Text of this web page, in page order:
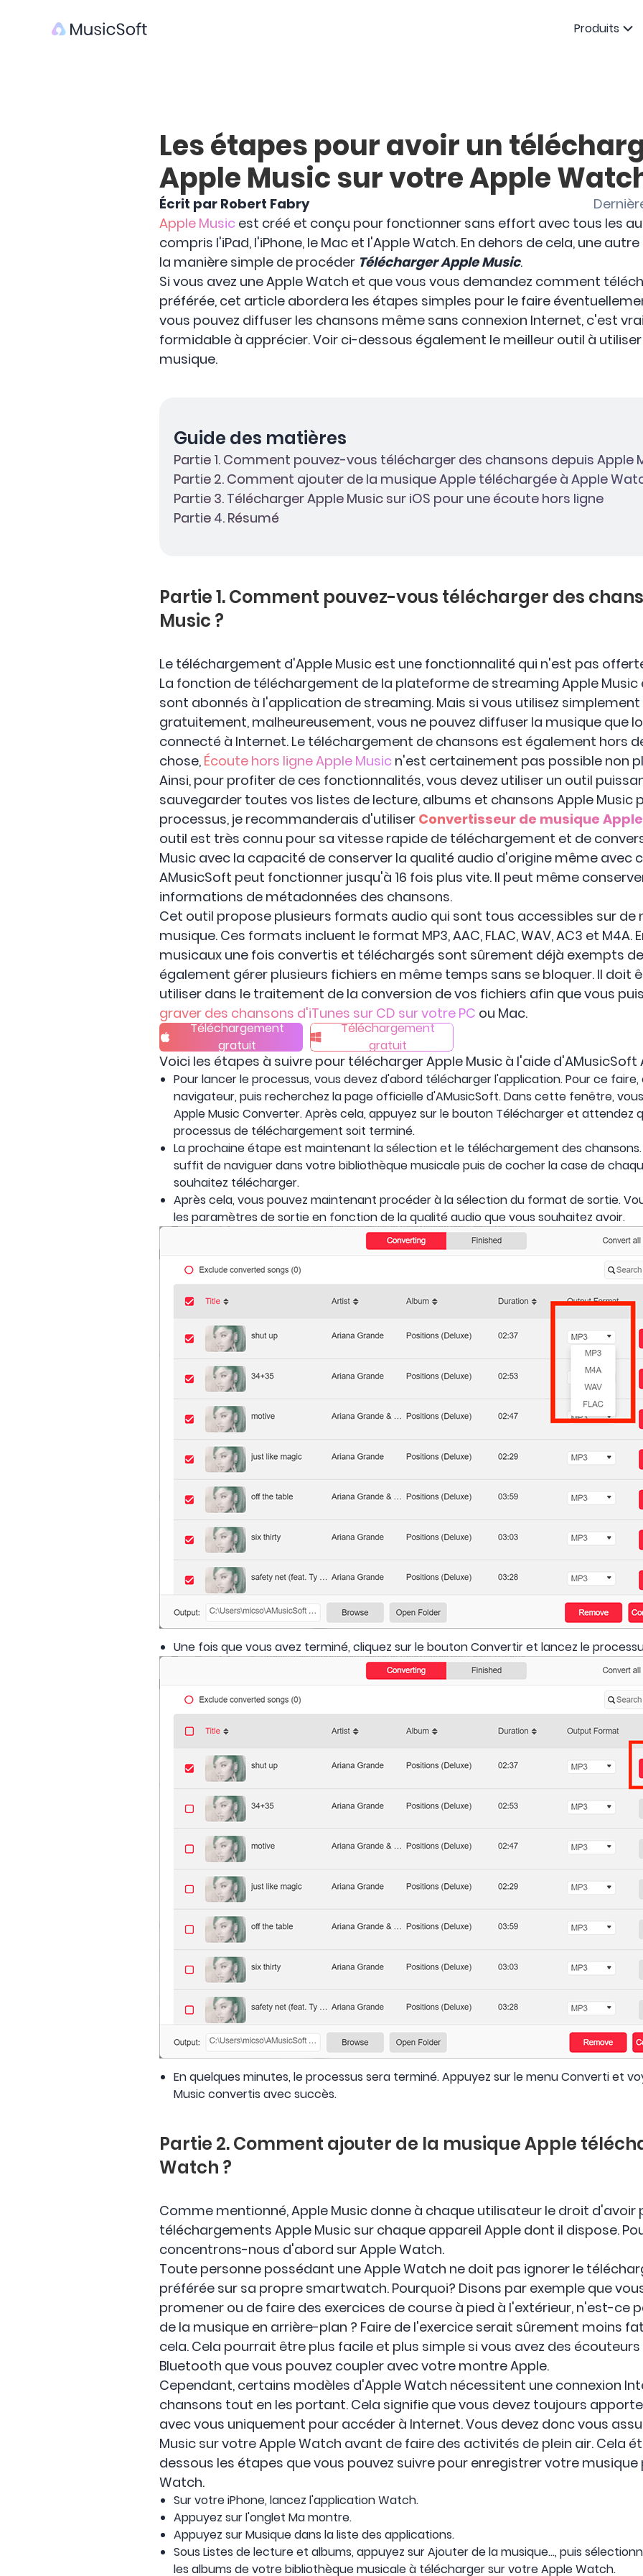
Produits
Les étapes pour avoir un
Apple Music sur votre Apple
Écrit par Robert Fabry
Apple Music est créé et conçu pour fonctionner sans effort avec tous les
compris l'iPad, l'iPhone, le Mac et l'Apple Watch. En dehors de cela, une
la manière simple de procéder Télécharger Apple Music.
Si vous avez une Apple Watch et que vous vous demandez comment
préférée, cet article abordera les étapes simples pour le faire
vous pouvez diffuser les chansons même sans connexion Internet, c'est
formidable à apprécier. Voir ci-dessous également le meilleur outil à
musique.
Guide des matières
Partie 1. Comment pouvez-vous télécharger des chansons depuis Apple
Partie 2. Comment ajouter de la musique Apple téléchargée à Apple
Partie 3. Télécharger Apple Music sur iOS pour une écoute hors ligne
Partie 4. Résumé
Partie 1. Comment pouvez-vous télécharger des
Music ?
Le téléchargement d'Apple Music est une fonctionnalité qui n'est pas
La fonction de téléchargement de la plateforme de streaming Apple Music
sont abonnés à l'application de streaming. Mais si vous utilisez
gratuitement, malheureusement, vous ne pouvez diffuser la musique que
connecté à Internet. Le téléchargement de chansons est également hors
chose, Écoute hors ligne Apple Music n'est certainement pas possible non
Ainsi, pour profiter de ces fonctionnalités, vous devez utiliser un outil
sauvegarder toutes vos listes de lecture, albums et chansons Apple Music
processus, je recommanderais d'utiliser Convertisseur de musique
outil est très connu pour sa vitesse rapide de téléchargement et de
Music avec la capacité de conserver la qualité audio d'origine même avec
AMusicSoft peut fonctionner jusqu'à 16 fois plus vite. Il peut même
informations de métadonnées des chansons.
Cet outil propose plusieurs formats audio qui sont tous accessibles sur de
musique. Ces formats incluent le format MP3, AAC, FLAC, WAV, AC3 et M4A.
musicaux une fois convertis et téléchargés sont sûrement déjà exempts de
également gérer plusieurs fichiers en même temps sans se bloquer. Il doit
utiliser dans le traitement de la conversion de vos fichiers afin que vous
graver des chansons d'iTunes sur CD sur votre PC ou Mac.
Téléchargement
gratuit
Téléchargement
gratuit
Voici les étapes à suivre pour télécharger Apple Music à l'aide d'AMusicSoft
Pour lancer le processus, vous devez d'abord télécharger l'application. Pour ce
navigateur, puis recherchez la page officielle d'AMusicSoft. Dans cette fenêtre,
Apple Music Converter. Après cela, appuyez sur le bouton Télécharger et attendez
processus de téléchargement soit terminé.
La prochaine étape est maintenant la sélection et le téléchargement des
suffit de naviguer dans votre bibliothèque musicale puis de cocher la case de
souhaitez télécharger.
Après cela, vous pouvez maintenant procéder à la sélection du format de sortie.
les paramètres de sortie en fonction de la qualité audio que vous souhaitez avoir.
Une fois que vous avez terminé, cliquez sur le bouton Convertir et lancez le
En quelques minutes, le processus sera terminé. Appuyez sur le menu Converti et
Music convertis avec succès.
Partie 2. Comment ajouter de la musique Apple
Watch ?
Comme mentionné, Apple Music donne à chaque utilisateur le droit d'avoir
téléchargements Apple Music sur chaque appareil Apple dont il dispose.
concentrons-nous d'abord sur Apple Watch.
Toute personne possédant une Apple Watch ne doit pas ignorer le
préférée sur sa propre smartwatch. Pourquoi? Disons par exemple que
promener ou de faire des exercices de course à pied à l'extérieur, n'est-ce
de la musique en arrière-plan ? Faire de l'exercice serait sûrement moins
cela. Cela pourrait être plus facile et plus simple si vous avez des
Bluetooth que vous pouvez coupler avec votre montre Apple.
Cependant, certains modèles d'Apple Watch nécessitent une connexion
chansons tout en les portant. Cela signifie que vous devez toujours
avec vous uniquement pour accéder à Internet. Vous devez donc vous
Music sur votre Apple Watch avant de faire des activités de plein air. Cela
dessous les étapes que vous pouvez suivre pour enregistrer votre
Watch.
Sur votre ‌iPhone‌, lancez l'application Watch.
Appuyez sur l'onglet Ma montre.
Appuyez sur Musique dans la liste des applications.
Sous Listes de lecture et albums, appuyez sur Ajouter de la musique..., puis
les albums de votre bibliothèque musicale à télécharger sur votre Apple Watch.